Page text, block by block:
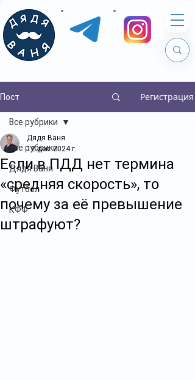
Пост Регистрация
Все рубрики
Дядя Ваня
Футбол
КФФ
Все рубрики
Если в ПДД нет термина
«средняя скорость», то
почему за её превышение
штрафуют?
Дядя Ваня
12 дек. 2024 г.